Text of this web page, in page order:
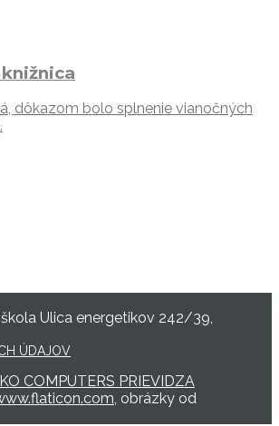
dôkazom bolo splnenie vianočných
Ulica energetikov 242/39,
ÚDAJOV
COMPUTERS PRIEVIDZA
, obrázky od